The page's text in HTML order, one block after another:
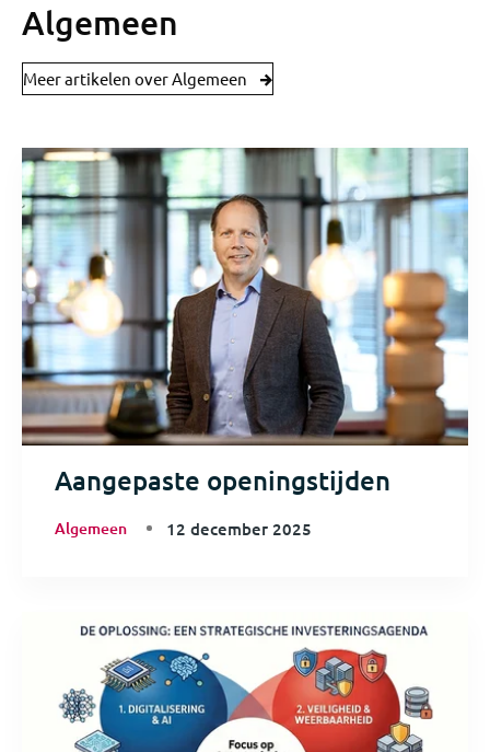
Algemeen
Meer artikelen over Algemeen
Aangepaste openingstijden
Algemeen 12 december 2025